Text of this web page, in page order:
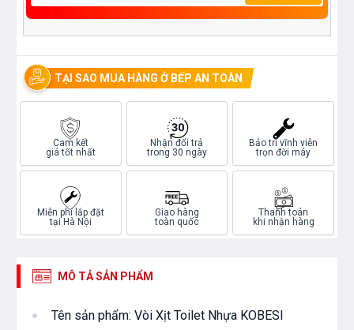
TẠI SAO MUA HÀNG Ở BẾP AN TOÀN
Cam kết
giá tốt nhất
Nhận đổi trả
trong 30 ngày
Bảo trì vĩnh viễn
trọn đời máy
Miễn phí lắp đặt
tại Hà Nội
Giao hàng
toàn quốc
Thanh toán
khi nhận hàng
MÔ TẢ SẢN PHẨM
Tên sản phẩm: Vòi Xịt Toilet Nhựa KOBESI